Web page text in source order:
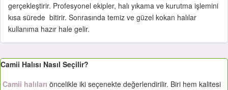
gerçekleştirir. Profesyonel ekipler, halı yıkama ve kurutma işlemini
kısa sürede bitirir. Sonrasında temiz ve güzel kokan halılar
kullanıma hazır hale gelir.
Camii Halısı Nasıl Seçilir?
Camii halıları öncelikle iki seçenekte değerlendirilir. Biri hem kalitesi